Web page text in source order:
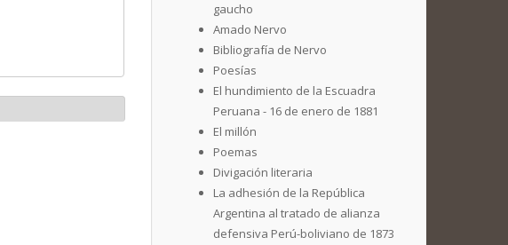
gaucho
Amado Nervo
Bibliografía de Nervo
Poesías
El hundimiento de la Escuadra
Peruana - 16 de enero de 1881
El millón
Poemas
Divigación literaria
La adhesión de la República
Argentina al tratado de alianza
defensiva Perú-boliviano de 1873